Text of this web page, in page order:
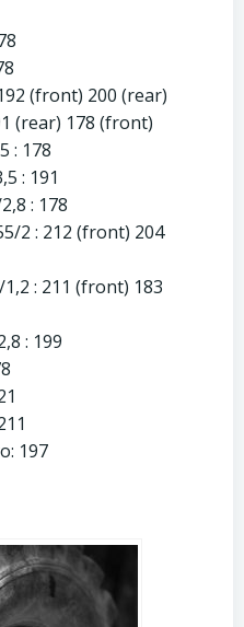
(front) 200 (rear)
(rear) 178 (front)
: 178
: 191
: 178
2 : 212 (front) 204
: 211 (front) 183
: 199
197